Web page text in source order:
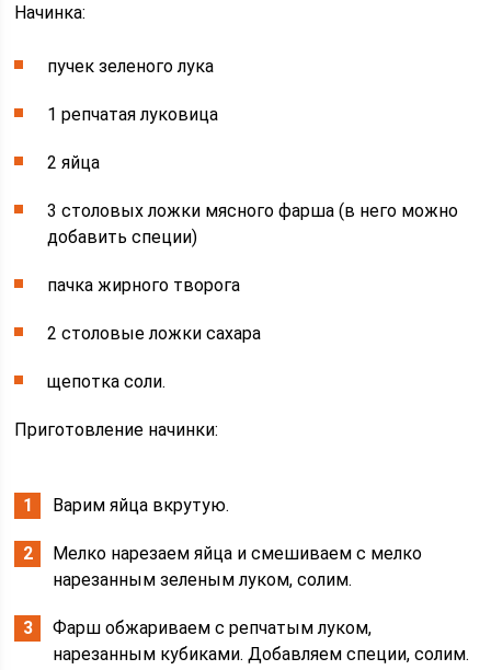
Начинка:
пучек зеленого лука
1 репчатая луковица
2 яйца
3 столовых ложки мясного фарша (в него можно
добавить специи)
пачка жирного творога
2 столовые ложки сахара
щепотка соли.
Приготовление начинки:
Варим яйца вкрутую.
Мелко нарезаем яйца и смешиваем с мелко
нарезанным зеленым луком, солим.
Фарш обжариваем с репчатым луком,
нарезанным кубиками. Добавляем специи, солим.